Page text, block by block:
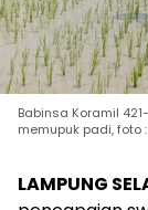
Babinsa Koramil
memupuk padi, foto
LAMPUNG